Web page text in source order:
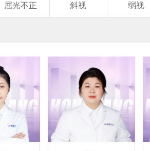
屈光不正 斜视 弱视